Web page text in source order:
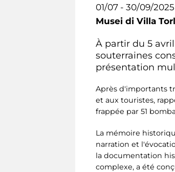
01/07 - 30/09/2025
Musei di Villa
À partir du 5
souterraines
présentation
Après d'importants
et aux touristes,
frappée par 51
La mémoire
narration et
la documentation
complexe, a été